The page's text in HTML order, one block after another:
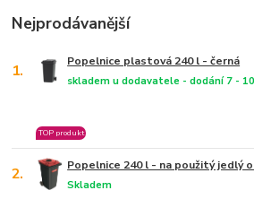
Nejprodávanější
1. Popelnice plastová 240 l - černá
skladem u dodavatele - dodání 7 -
TOP produkt
2. Popelnice 240 l - na použitý jedlý
Skladem